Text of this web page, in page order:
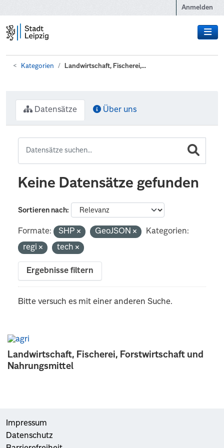
Anmelden
Kategorien Landwirtschaft, Fischerei,...
Landwirtschaft, Fischerei, Forstwirtschaft und
Nahrungsmittel
Datensätze Über uns
Keine Datensätze gefunden
Sortieren nach
Formate: SHP GeoJSON
Kategorien:
regi
tech
Ergebnisse filtern
Bitte versuch es mit einer anderen Suche.
Impressum
Datenschutz